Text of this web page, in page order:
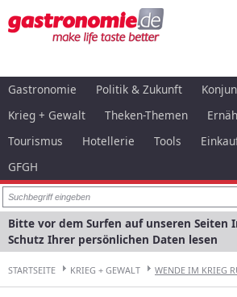
Gastronomie Politik & Zukunft
Krieg + Gewalt
Theken-Themen
Tourismus
Hotellerie Tools
GFGH
Bitte vor dem Surfen auf unseren Seiten
Schutz Ihrer persönlichen Daten lesen
STARTSEITE KRIEG + GEWALT WENDE IM KRIEG